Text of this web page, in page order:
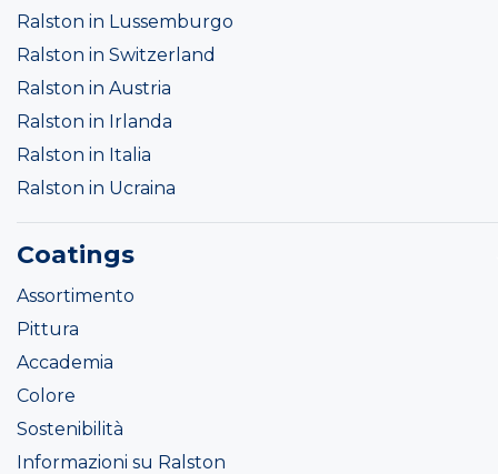
Ralston in Lussemburgo
Ralston in Switzerland
Ralston in Austria
Ralston in Irlanda
Ralston in Italia
Ralston in Ucraina
Coatings
Assortimento
Pittura
Accademia
Colore
Sostenibilità
Informazioni su Ralston